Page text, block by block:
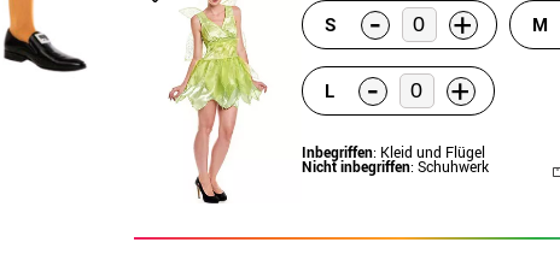
S - + M
L - +
Inbegriffen: Kleid und Flügel
Nicht inbegriffen: Schuhwerk